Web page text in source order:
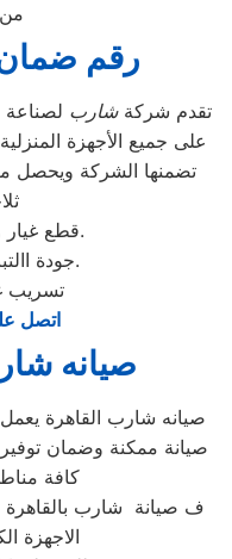
رقم
تقدم شركةشارب لصناعة
على جميع الأجهزة
تضمنها الشركة ويحصل
قطع غيار و تكلفة صيانة عالية.
جودة االتبريد تقل في الصيف.
تسريب
اتصل
صيانه
صيانه شارب القاهرة
صيانة ممكنة وضمان
كافة
ف صيانة شارب بالقاهرة
الاجهزة